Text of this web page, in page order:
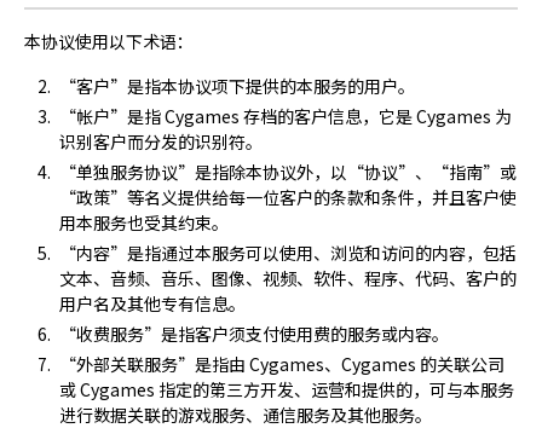
本协议使用以下术语：
“客户”是指本协议项下提供的本服务的用户。
“帐户”是指 Cygames 存档的客户信息，它是 Cygames 为
识别客户而分发的识别符。
“单独服务协议”是指除本协议外，以“协议”、“指南”或
“政策”等名义提供给每一位客户的条款和条件，并且客户使
用本服务也受其约束。
“内容”是指通过本服务可以使用、浏览和访问的内容，包括
文本、音频、音乐、图像、视频、软件、程序、代码、客户的
用户名及其他专有信息。
“收费服务”是指客户须支付使用费的服务或内容。
“外部关联服务”是指由 Cygames、Cygames 的关联公司
或 Cygames 指定的第三方开发、运营和提供的，可与本服务
进行数据关联的游戏服务、通信服务及其他服务。